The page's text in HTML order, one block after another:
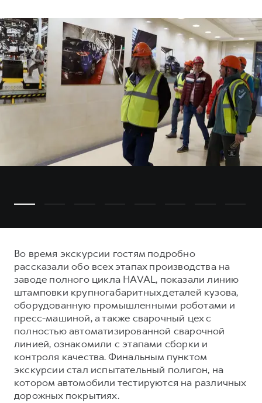
Во время экскурсии гостям подробно
рассказали обо всех этапах производства на
заводе полного цикла HAVAL, показали линию
штамповки крупногабаритных деталей кузова,
оборудованную промышленными роботами и
пресс-машиной, а также сварочный цех с
полностью автоматизированной сварочной
линией, ознакомили с этапами сборки и
контроля качества. Финальным пунктом
экскурсии стал испытательный полигон, на
котором автомобили тестируются на различных
дорожных покрытиях.